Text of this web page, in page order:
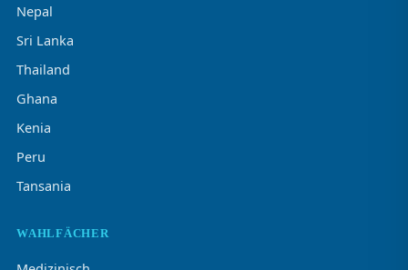
Nepal
Sri Lanka
Thailand
Ghana
Kenia
Peru
Tansania
WAHLFÄCHER